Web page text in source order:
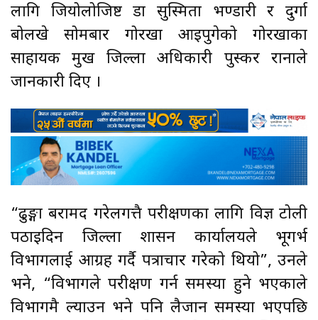
लागि जियोलोजिष्ट डा सुस्मिता भण्डारी र दुर्गा
बोलखे सोमबार गोरखा आइपुगेको गोरखाका
साहायक प्रमुख जिल्ला अधिकारी पुस्कर रानाले
जानकारी दिए ।
“ढुङ्गा बरामद गरेलगत्तै परीक्षणका लागि विज्ञ टोली
पठाइदिन जिल्ला प्रशासन कार्यालयले भूगर्भ
विभागलाई आग्रह गर्दै पत्राचार गरेको थियो”, उनले
भने, “विभागले परीक्षण गर्न समस्या हुने भएकाले
विभागमै ल्याउन भने पनि लैजान समस्या भएपछि